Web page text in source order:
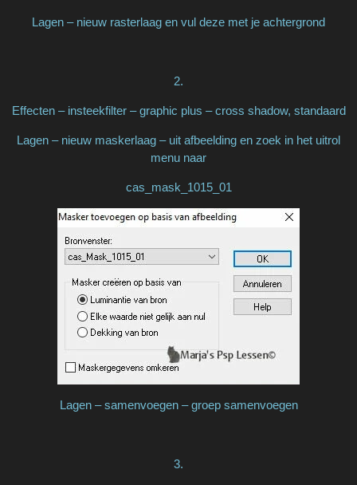
Lagen – nieuw rasterlaag en vul deze met je achtergrond
2.
Effecten – insteekfilter – graphic plus – cross shadow, standaard
Lagen – nieuw maskerlaag – uit afbeelding en zoek in het uitrol
menu naar
cas_mask_1015_01
Lagen – samenvoegen – groep samenvoegen
3.